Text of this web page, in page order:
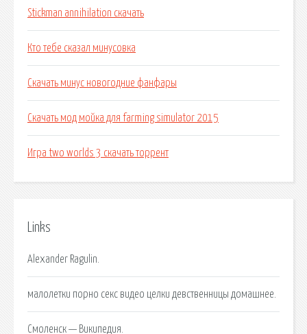
Stickman annihilation скачать
Кто тебе сказал минусовка
Скачать минус новогодние фанфары
Скачать мод мойка для farming simulator 2015
Игра two worlds 3 скачать торрент
Links
Alexander Ragulin.
малолетки порно секс видео целки девственницы домашнее.
Смоленск — Википедия.